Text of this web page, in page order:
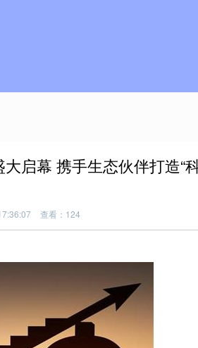
启幕 携手生态伙伴打造“
查看：124